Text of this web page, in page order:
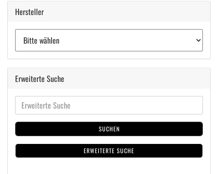
Hersteller
Erweiterte Suche
SUCHEN
ERWEITERTE SUCHE